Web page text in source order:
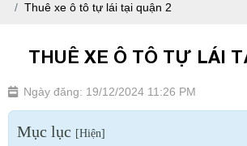
Thuê xe ô tô tự lái tại quận 2
THUÊ XE Ô TÔ TỰ LÁI
Ngày đăng: 19/12/2024 11:26 PM
Mục lục [Hiện]